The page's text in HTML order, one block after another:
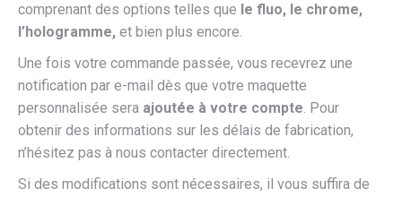
comprenant des options telles que le fluo, le chrome,
l’hologramme, et bien plus encore.
Une fois votre commande passée, vous recevrez une
notification par e-mail dès que votre maquette
personnalisée sera ajoutée à votre compte. Pour
obtenir des informations sur les délais de fabrication,
n’hésitez pas à nous contacter directement.
Si des modifications sont nécessaires, il vous suffira de